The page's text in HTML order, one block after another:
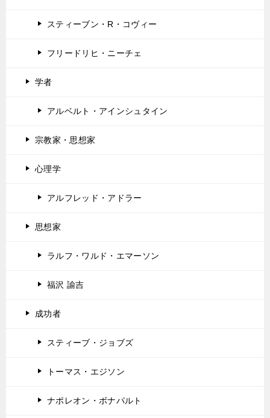
スティーブン・R・コヴィー
フリードリヒ・ニーチェ
学者
アルベルト・アインシュタイン
宗教家・思想家
心理学
アルフレッド・アドラー
思想家
ラルフ・ワルド・エマーソン
福沢 諭吉
成功者
スティーブ・ジョブズ
トーマス・エジソン
ナポレオン・ボナパルト